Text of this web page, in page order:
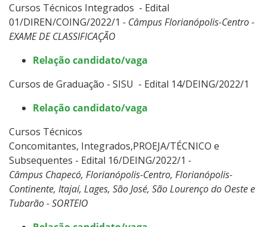
Cursos Técnicos Integrados - Edital
01/DIREN/COING/2022/1 - Câmpus Florianópolis-Centro -
EXAME DE CLASSIFICAÇÃO
Relação candidato/vaga
Cursos de Graduação - SISU - Edital 14/DEING/2022/1
Relação candidato/vaga
Cursos Técnicos
Concomitantes, Integrados,PROEJA/TÉCNICO e
Subsequentes - Edital 16/DEING/2022/1 -
Câmpus Chapecó, Florianópolis-Centro, Florianópolis-
Continente, Itajaí, Lages, São José, São Lourenço do Oeste e
Tubarão - SORTEIO